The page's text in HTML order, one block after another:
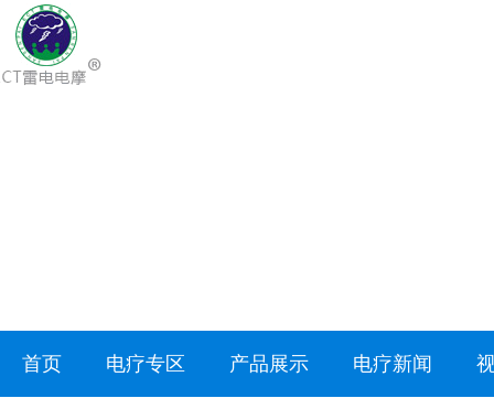
首页 电疗专区 产品展示 电疗新闻